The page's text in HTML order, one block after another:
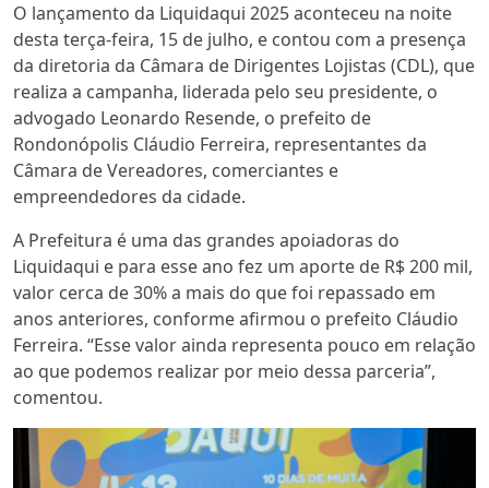
O lançamento da Liquidaqui 2025 aconteceu na noite
desta terça-feira, 15 de julho, e contou com a presença
da diretoria da Câmara de Dirigentes Lojistas (CDL), que
realiza a campanha, liderada pelo seu presidente, o
advogado Leonardo Resende, o prefeito de
Rondonópolis Cláudio Ferreira, representantes da
Câmara de Vereadores, comerciantes e
empreendedores da cidade.
A Prefeitura é uma das grandes apoiadoras do
Liquidaqui e para esse ano fez um aporte de R$ 200 mil,
valor cerca de 30% a mais do que foi repassado em
anos anteriores, conforme afirmou o prefeito Cláudio
Ferreira. “Esse valor ainda representa pouco em relação
ao que podemos realizar por meio dessa parceria”,
comentou.